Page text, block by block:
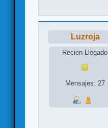
Luzroja
Recien Llegado
Mensajes: 27